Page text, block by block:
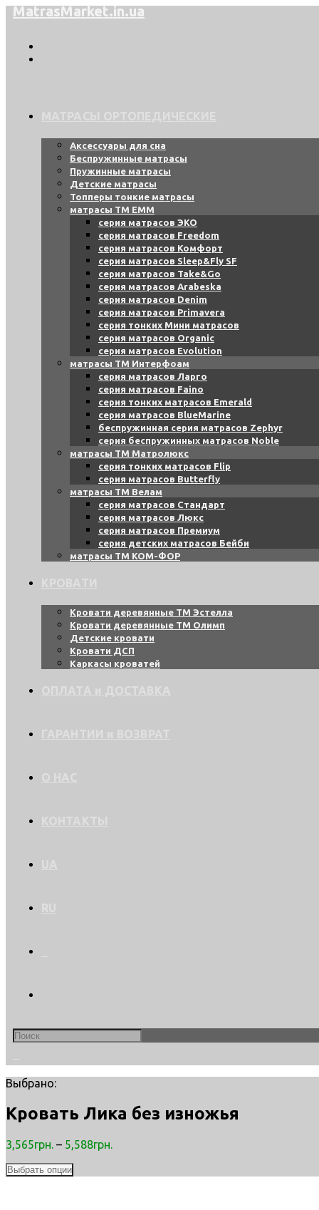
Перейти
MatrasMarket.in.ua
Аксессуары для сна
Беспружинные матрасы
Пружинные матрасы
Детские матрасы
Топперы тонкие матрасы
матрасы ТМ ЕММ
серия матрасов ЭКО
серия матрасов Freedom
серия матрасов Комфорт
серия матрасов Sleep&Fly SF
серия матрасов Take&Go
серия матрасов Arabeska
серия матрасов Denim
серия матрасов Primavera
серия тонких Мини матрасов
серия матрасов Organic
серия матрасов Evolution
матрасы ТМ Интерфоам
серия матрасов Ларго
серия матрасов Faino
серия тонких матрасов Emerald
серия матрасов BlueMarine
беспружинная серия матрасов Zephyr
серия беспружинных матрасов Noble
матрасы ТМ Матролюкс
серия тонких матрасов Flip
серия матрасов Butterfly
матрасы ТМ Велам
серия матрасов Стандарт
серия матрасов Люкс
серия матрасов Премиум
серия детских матрасов Бейби
матрасы ТМ КОМ-ФОР
Кровати деревянные ТМ Эстелла
Кровати деревянные ТМ Олимп
Детские кровати
Кровати ДСП
Каркасы кроватей
Search
this
Выбрано:
Кровать Лика без изножья
3,565грн. – 5,588грн.
Выбрать опции